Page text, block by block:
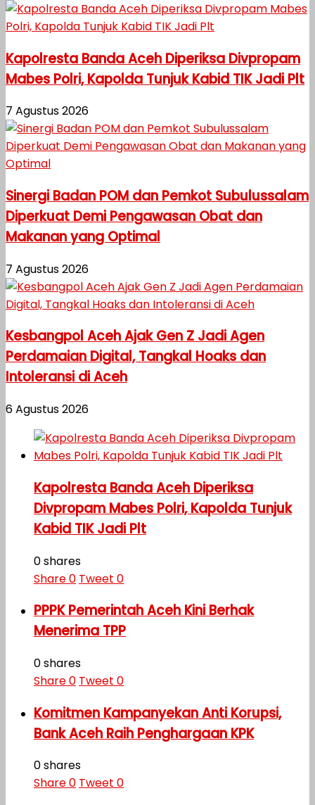
Kapolresta Banda Aceh Diperiksa Divpropam
Mabes Polri, Kapolda Tunjuk Kabid TIK Jadi Plt
7 Agustus 2026
Sinergi Badan POM dan Pemkot Subulussalam
Diperkuat Demi Pengawasan Obat dan
Makanan yang Optimal
7 Agustus 2026
Kesbangpol Aceh Ajak Gen Z Jadi Agen
Perdamaian Digital, Tangkal Hoaks dan
Intoleransi di Aceh
6 Agustus 2026
Kapolresta Banda Aceh Diperiksa
Divpropam Mabes Polri, Kapolda Tunjuk
Kabid TIK Jadi Plt
0 shares
Share0 Tweet 0
PPPK Pemerintah Aceh Kini Berhak
Menerima TPP
0 shares
Share0 Tweet 0
Komitmen Kampanyekan Anti Korupsi,
Bank Aceh Raih Penghargaan KPK
0 shares
Share0 Tweet 0